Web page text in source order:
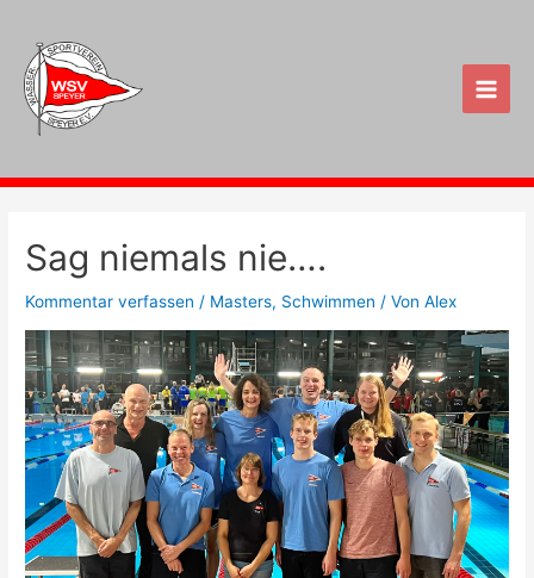
springen
Main
Sag niemals nie….
Kommentar verfassen / Masters, Schwimmen / VonAlex